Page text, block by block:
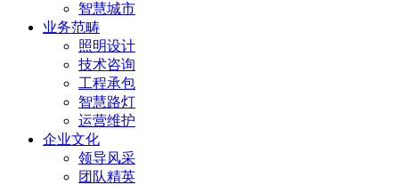
智慧城市
业务范畴
照明设计
技术咨询
工程承包
智慧路灯
运营维护
企业文化
领导风采
团队精英